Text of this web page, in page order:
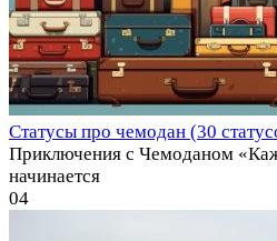
Статусы про чемодан (30
Приключения с Чемоданом
начинается
04